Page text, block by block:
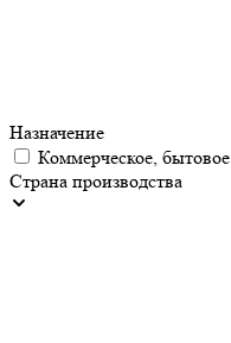
Назначение
Коммерческое, бытовое
Страна производства